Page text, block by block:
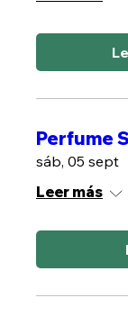
Perfume
sáb, 05 sept
Leer más